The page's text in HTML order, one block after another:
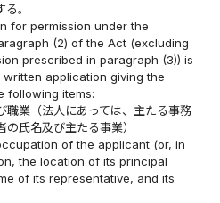
。
for permission under the
(2) of the Act (excluding
prescribed in paragraph (3)) is
application giving the
following items:
職業（法人にあっては、主たる事務
氏名及び主たる事業）
of the applicant (or, in
the location of its principal
of its representative, and its